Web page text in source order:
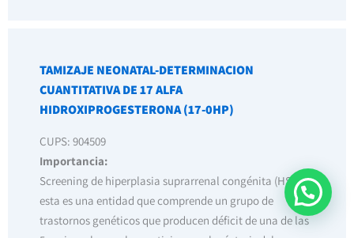
TAMIZAJE NEONATAL-DETERMINACION
CUANTITATIVA DE 17 ALFA
HIDROXIPROGESTERONA (17-0HP)
CUPS: 904509
Importancia:
Screening de hiperplasia suprarrenal congénita (HSC),
esta es una entidad que comprende un grupo de
trastornos genéticos que producen déficit de una de las